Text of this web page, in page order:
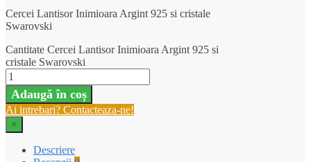
Cercei Lantisor Inimioara Argint 925 si cristale
Swarovski
Cantitate Cercei Lantisor Inimioara Argint 925 si
cristale Swarovski
Adaugă în coș
Ai intrebari? Contacteaza-ne!
×
Descriere